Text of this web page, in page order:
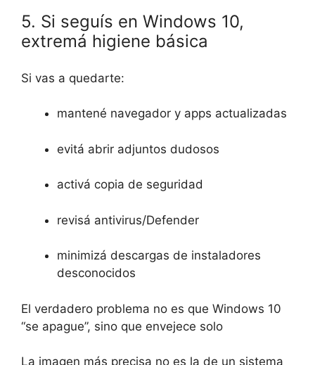
5. Si seguís en Windows 10,
extremá higiene básica
Si vas a quedarte:
mantené navegador y apps actualizadas
evitá abrir adjuntos dudosos
activá copia de seguridad
revisá antivirus/Defender
minimizá descargas de instaladores
desconocidos
El verdadero problema no es que Windows 10
“se apague”, sino que envejece solo
La imagen más precisa no es la de un sistema